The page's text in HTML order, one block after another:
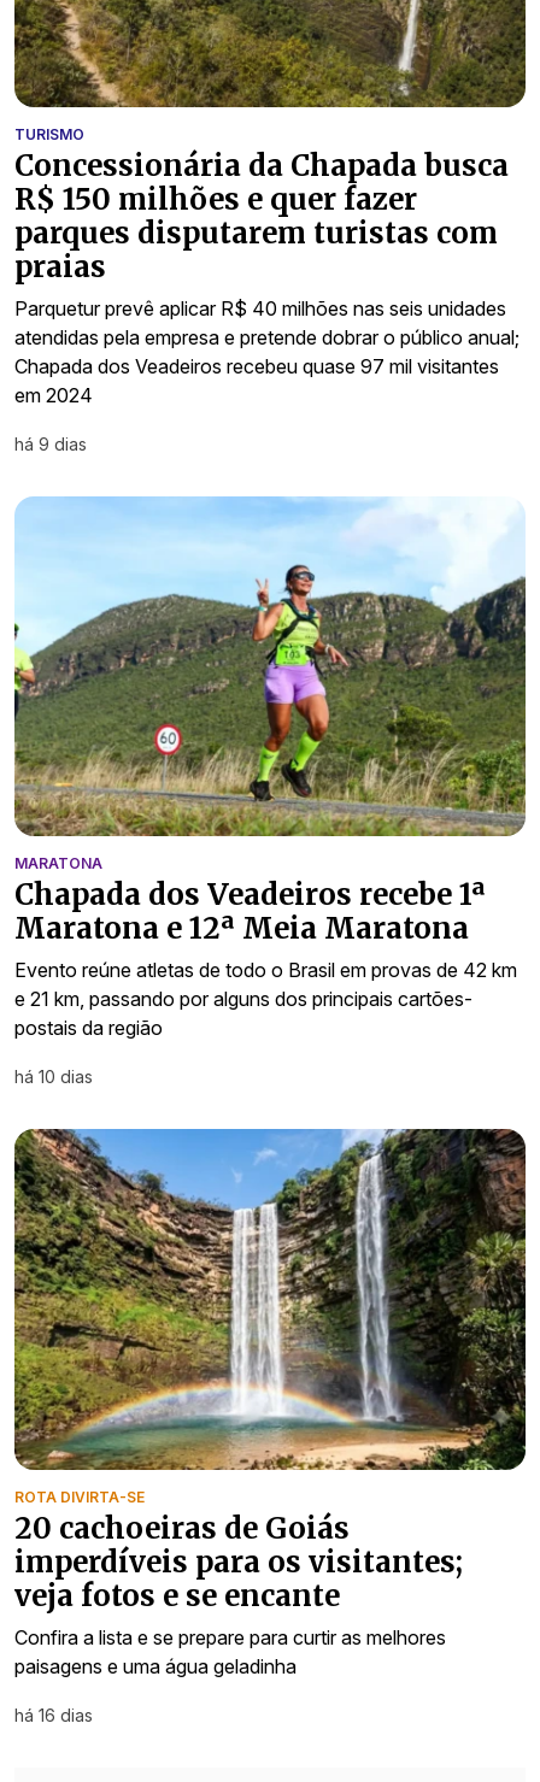
TURISMO
Concessionária da Chapada busca
R$ 150 milhões e quer fazer
parques disputarem turistas com
praias
Parquetur prevê aplicar R$ 40 milhões nas seis unidades
atendidas pela empresa e pretende dobrar o público anual;
Chapada dos Veadeiros recebeu quase 97 mil visitantes
em 2024
há 9 dias
MARATONA
Chapada dos Veadeiros recebe 1ª
Maratona e 12ª Meia Maratona
Evento reúne atletas de todo o Brasil em provas de 42 km
e 21 km, passando por alguns dos principais cartões-
postais da região
há 10 dias
ROTA DIVIRTA-SE
20 cachoeiras de Goiás
imperdíveis para os visitantes;
veja fotos e se encante
Confira a lista e se prepare para curtir as melhores
paisagens e uma água geladinha
há 16 dias